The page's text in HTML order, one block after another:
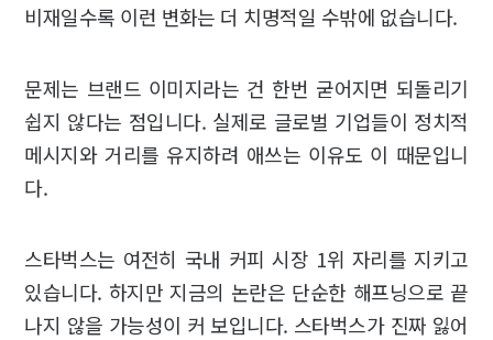
비재일수록 이런 변화는 더 치명적일 수밖에 없습니다.
문제는 브랜드 이미지라는 건 한번 굳어지면 되돌리기
쉽지 않다는 점입니다. 실제로 글로벌 기업들이 정치적
메시지와 거리를 유지하려 애쓰는 이유도 이 때문입니
다.
스타벅스는 여전히 국내 커피 시장 1위 자리를 지키고
있습니다. 하지만 지금의 논란은 단순한 해프닝으로 끝
나지 않을 가능성이 커 보입니다. 스타벅스가 진짜 잃어